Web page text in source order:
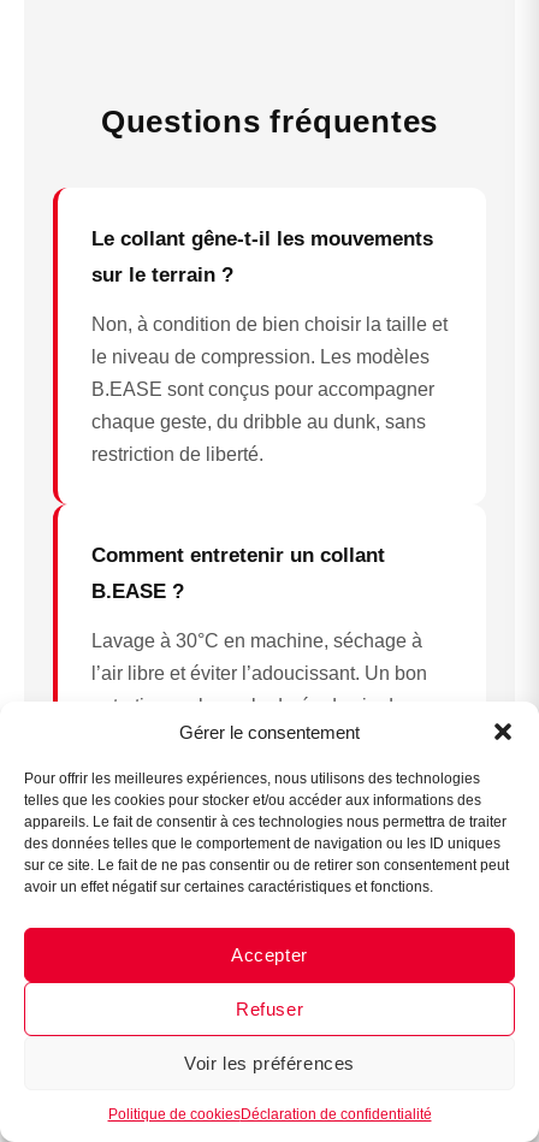
Gérer le consentement
Pour offrir les meilleures expériences, nous utilisons des technologies
telles que les cookies pour stocker et/ou accéder aux informations des
appareils. Le fait de consentir à ces technologies nous permettra de traiter
des données telles que le comportement de navigation ou les ID uniques
sur ce site. Le fait de ne pas consentir ou de retirer son consentement peut
avoir un effet négatif sur certaines caractéristiques et fonctions.
Accepter
Refuser
Voir les préférences
Politique de cookiesDéclaration de confidentialité
Assistant B.EASE
Messenger · Instagram
Questions fréquentes
Le collant gêne-t-il les mouvements
sur le terrain ?
Non, à condition de bien choisir la taille et
le niveau de compression. Les modèles
B.EASE sont conçus pour accompagner
chaque geste, du dribble au dunk, sans
restriction de liberté.
Comment entretenir un collant
B.EASE ?
Lavage à 30°C en machine, séchage à
l’air libre et éviter l’adoucissant. Un bon
entretien prolonge la durée de vie du
produit et garantit un maximum d’hygiène
et de confort pour chaque utilisation.
Quels sont les risques d’une
Une compression excessive peut freiner
la circulation ou comprimer les nerfs. Il est
donc primordial de suivre le guide des
tailles B.EASE et, en cas de doute, de
de santé.